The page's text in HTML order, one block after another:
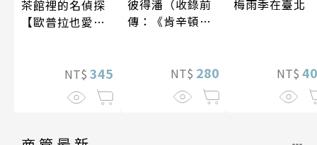
茶館裡的名偵探
【歐普拉也愛！
《茶館裡的嫌疑
人》續作】
NT$ 345
彼得潘（收錄前
傳：《肯辛頓花
NT$ 280
梅雨季在臺北
NT$